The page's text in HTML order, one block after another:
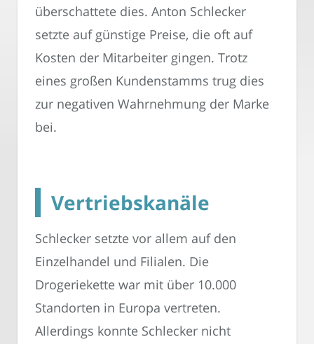
überschattete dies. Anton Schlecker
setzte auf günstige Preise, die oft auf
Kosten der Mitarbeiter gingen. Trotz
eines großen Kundenstamms trug dies
zur negativen Wahrnehmung der Marke
bei.
Vertriebskanäle
Schlecker setzte vor allem auf den
Einzelhandel und Filialen. Die
Drogeriekette war mit über 10.000
Standorten in Europa vertreten.
Allerdings konnte Schlecker nicht